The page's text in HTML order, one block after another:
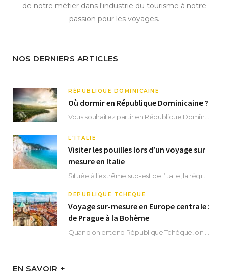
de notre métier dans l'industrie du tourisme à notre
passion pour les voyages.
NOS DERNIERS ARTICLES
RÉPUBLIQUE DOMINICAINE
Où dormir en République Dominicaine ?
L'ITALIE
Visiter les pouilles lors d’un voyage sur
mesure en Italie
RÉPUBLIQUE TCHÈQUE
Voyage sur-mesure en Europe centrale :
de Prague à la Bohème
EN SAVOIR +